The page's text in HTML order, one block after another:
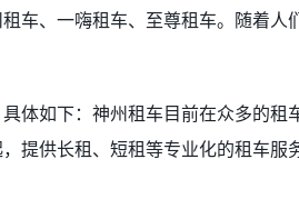
车、一嗨租车、至尊租车。随着
体如下：神州租车目前在众多的
提供长租、短租等专业化的租车